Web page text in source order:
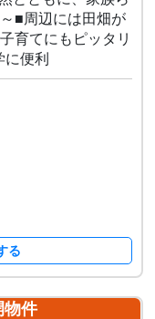
■周辺には田畑が
育てにもピッタリ
便利
る
物件